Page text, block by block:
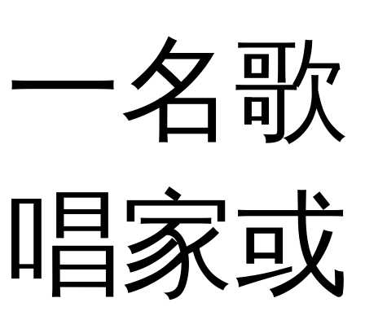
一名歌
唱家或